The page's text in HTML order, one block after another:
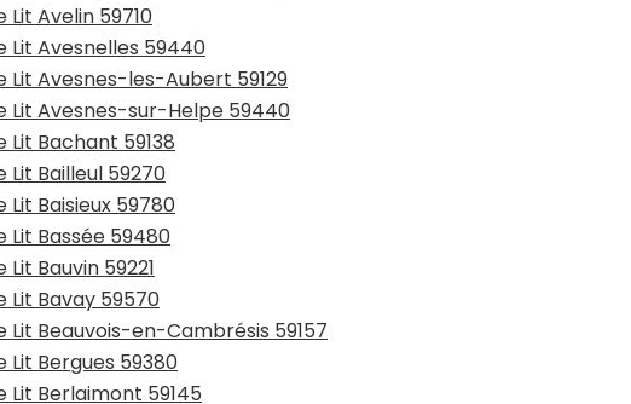
Avelin 59710
Lit Avesnelles 59440
Avesnes-les-Aubert 59129
Lit Avesnes-sur-Helpe 59440
Bachant 59138
Bailleul 59270
Baisieux 59780
Bassée 59480
Bauvin 59221
Lit Bavay 59570
Beauvois-en-Cambrésis 59157
Bergues 59380
Berlaimont 59145